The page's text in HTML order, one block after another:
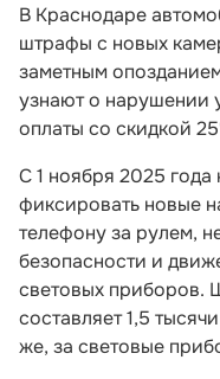
В Краснодаре
штрафы с новых
заметным
узнают о нарушении
оплаты со скидкой
С 1 ноября 2025
фиксировать новые
телефону за рулем,
безопасности и
световых приборов.
составляет 1,5
же, за световые